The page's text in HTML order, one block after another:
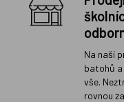
Na naší
batohů a
vše.
rovnou